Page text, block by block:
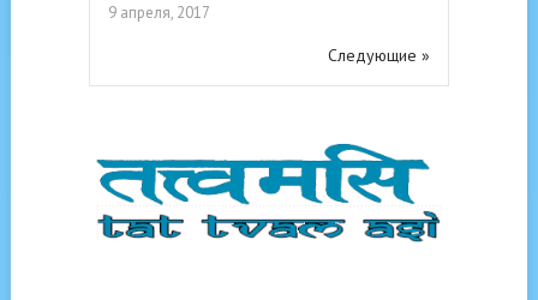
9 апреля, 2017
Следующие »